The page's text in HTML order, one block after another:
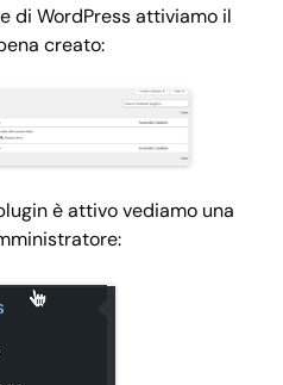
di WordPress attiviamo il
creato:
è attivo vediamo una